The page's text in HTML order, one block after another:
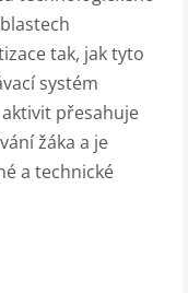
tak, jak tyto
systém
přesahuje
žáka a je
a technické